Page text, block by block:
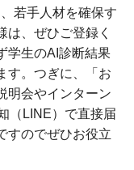
若手人材を確保す
は、ぜひご登録く
学生のAI診断結果
す。つぎに、「お
明会やインターン
（LINE）で直接届
すのでぜひお役立